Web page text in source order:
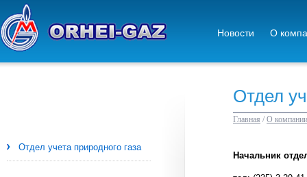
Новости О
Отдел учета природного газа
Отдел
Главная / О компании
Начальник